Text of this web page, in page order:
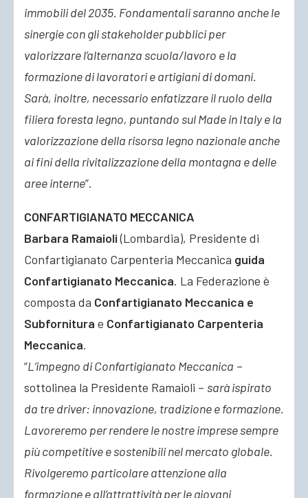
immobili del 2035. Fondamentali saranno anche le
sinergie con gli stakeholder pubblici per
valorizzare l’alternanza scuola/lavoro e la
formazione di lavoratori e artigiani di domani.
Sarà, inoltre, necessario enfatizzare il ruolo della
filiera foresta legno, puntando sul Made in Italy e la
valorizzazione della risorsa legno nazionale anche
ai fini della rivitalizzazione della montagna e delle
aree interne”.
CONFARTIGIANATO MECCANICA
Barbara Ramaioli(Lombardia), Presidente di
Confartigianato Carpenteria Meccanica guida
Confartigianato Meccanica. La Federazione è
composta da Confartigianato Meccanica e
Subfornitura e Confartigianato Carpenteria
Meccanica.
“L’impegno di Confartigianato Meccanica –
sottolinea la Presidente Ramaioli – sarà ispirato
da tre driver: innovazione, tradizione e formazione.
Lavoreremo per rendere le nostre imprese sempre
più competitive e sostenibili nel mercato globale.
Rivolgeremo particolare attenzione alla
formazione e all’attrattività per le giovani